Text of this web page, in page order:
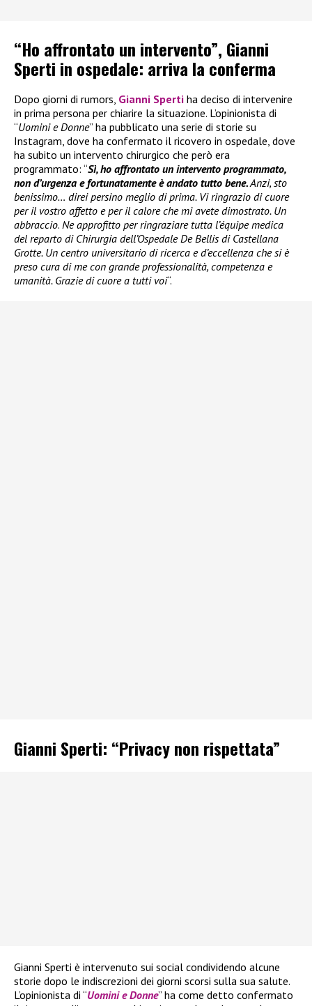
“Ho affrontato un intervento”, Gianni
Sperti in ospedale: arriva la conferma
Dopo giorni di rumors, Gianni Sperti ha deciso di intervenire
in prima persona per chiarire la situazione. L’opinionista di
“Uomini e Donne” ha pubblicato una serie di storie su
Instagram, dove ha confermato il ricovero in ospedale, dove
ha subito un intervento chirurgico che però era
programmato: “Sì, ho affrontato un intervento programmato,
non d’urgenza e fortunatamente è andato tutto bene.Anzi, sto
benissimo… direi persino meglio di prima. Vi ringrazio di cuore
per il vostro affetto e per il calore che mi avete dimostrato. Un
abbraccio. Ne approfitto per ringraziare tutta l’équipe medica
del reparto di Chirurgia dell’Ospedale De Bellis di Castellana
Grotte. Un centro universitario di ricerca e d’eccellenza che si è
preso cura di me con grande professionalità, competenza e
umanità. Grazie di cuore a tutti voi“.
Gianni Sperti: “Privacy non rispettata”
Gianni Sperti è intervenuto sui social condividendo alcune
storie dopo le indiscrezioni dei giorni scorsi sulla sua salute.
L’opinionista di “Uomini e Donne” ha come detto confermato